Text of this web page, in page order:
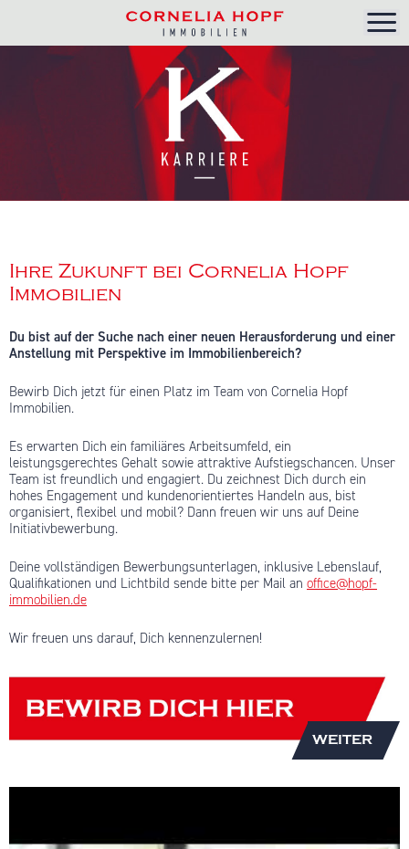
Ihre Zukunft bei Cornelia Hopf
Immobilien
Du bist auf der Suche nach einer neuen Herausforderung und einer
Anstellung mit Perspektive im Immobilienbereich?
Bewirb Dich jetzt für einen Platz im Team von Cornelia Hopf
Immobilien.
Es erwarten Dich ein familiäres Arbeitsumfeld, ein
leistungsgerechtes Gehalt sowie attraktive Aufstiegschancen. Unser
Team ist freundlich und engagiert. Du zeichnest Dich durch ein
hohes Engagement und kundenorientiertes Handeln aus, bist
organisiert, flexibel und mobil? Dann freuen wir uns auf Deine
Initiativbewerbung.
Deine vollständigen Bewerbungsunterlagen, inklusive Lebenslauf,
Qualifikationen und Lichtbild sende bitte per Mail an office@hopf-
immobilien.de
Wir freuen uns darauf, Dich kennenzulernen!
WEITER